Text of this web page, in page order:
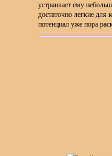
устраивает ему
достаточно легкие для
потенциал уже пора